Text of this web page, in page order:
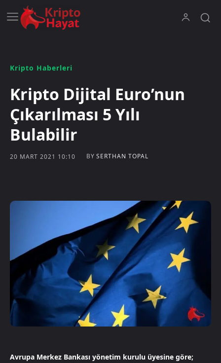
Kripto Haberleri
Kripto Dijital Euro’nun
Çıkarılması 5 Yılı
Bulabilir
20 MART 2021 10:10 BY SERTHAN TOPAL
Avrupa Merkez Bankası yönetim kurulu üyesine göre;